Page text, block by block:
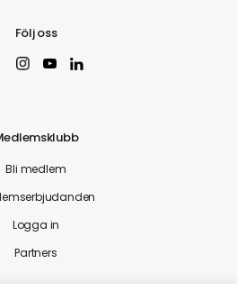
Följ oss
Bli medlem
Logga in
Partners